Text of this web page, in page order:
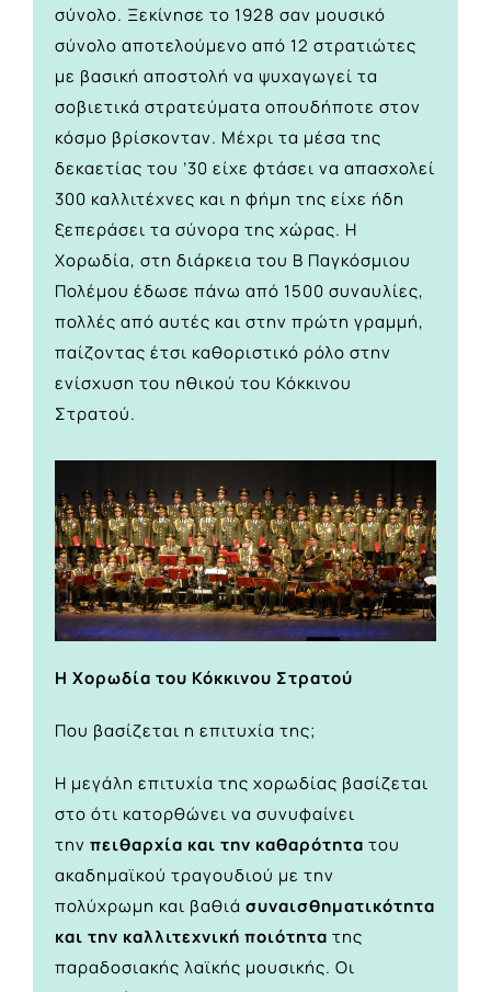
σύνολο. Ξεκίνησε το 1928 σαν μουσικό
σύνολο αποτελούμενο από 12 στρατιώτες
με βασική αποστολή να ψυχαγωγεί τα
σοβιετικά στρατεύματα οπουδήποτε στον
κόσμο βρίσκονταν. Μέχρι τα μέσα της
δεκαετίας του ’30 είχε φτάσει να απασχολεί
300 καλλιτέχνες και η φήμη της είχε ήδη
ξεπεράσει τα σύνορα της χώρας. Η
Χορωδία, στη διάρκεια του Β Παγκόσμιου
Πολέμου έδωσε πάνω από 1500 συναυλίες,
πολλές από αυτές και στην πρώτη γραμμή,
παίζοντας έτσι καθοριστικό ρόλο στην
ενίσχυση του ηθικού του Κόκκινου
Στρατού.
Η Χορωδία του Κόκκινου Στρατού
Που βασίζεται η επιτυχία της;
Η μεγάλη επιτυχία της χορωδίας βασίζεται
στο ότι κατορθώνει να συνυφαίνει
την πειθαρχία και την καθαρότητα του
ακαδημαϊκού τραγουδιού με την
πολύχρωμη και βαθιά συναισθηματικότητα
και την καλλιτεχνική ποιότητα της
παραδοσιακής λαϊκής μουσικής. Οι